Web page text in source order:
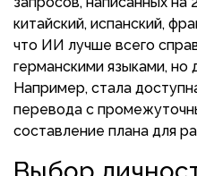
китайский, испанский,
что ИИ лучше всего
германскими языками, но
Например, стала
перевода с
составление плана для